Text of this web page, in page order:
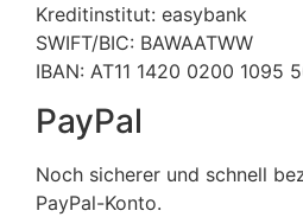
Kreditinstitut: easybank
SWIFT/BIC: BAWAATWW
IBAN: AT11 1420 0200 1095
PayPal
Noch sicherer und schnell
PayPal-Konto.